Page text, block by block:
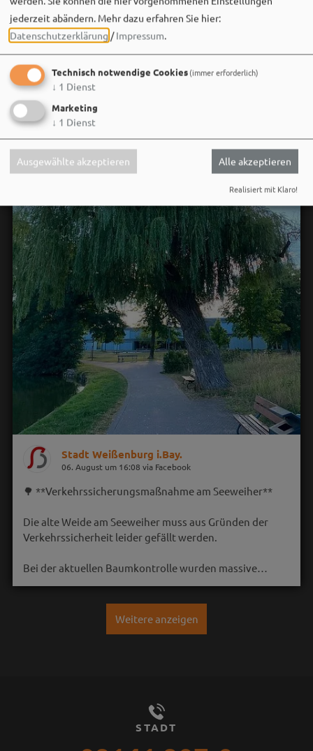
Wir sehen uns…
Stadt Weißenburg i.Bay.
06. August um 16:08 via Facebook
🌳 **Verkehrssicherungsmaßnahme am Seeweiher**
Die alte Weide am Seeweiher muss aus Gründen der
Verkehrssicherheit leider gefällt werden.
Bei der aktuellen Baumkontrolle wurden massive…
Weitere anzeigen
STADT
jederzeit abändern. Mehr dazu erfahren Sie hier:
Datenschutzerklärung /Impressum.
Technisch notwendige Cookies(immer erforderlich)
↓ 1 Dienst
Marketing
↓ 1 Dienst
Ausgewählte akzeptieren Alle akzeptieren
Realisiert mit Klaro!